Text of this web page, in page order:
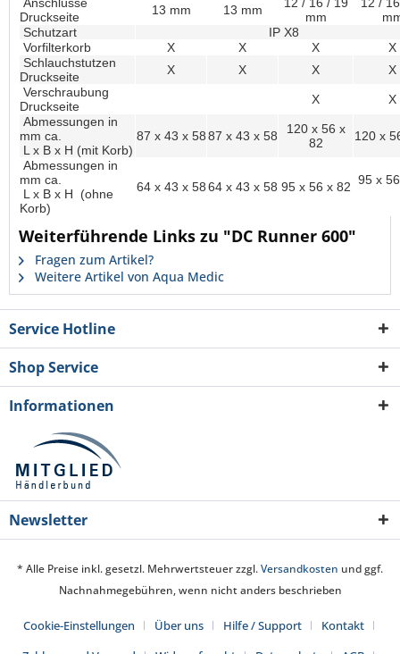
Druckseite
13 mm 13 mm
mm
Schutzart
IP X8
Vorfilterkorb
X X X
X
Schlauchstutzen
Druckseite
X X X
X
Verschraubung
Druckseite
X
X
Abmessungen in
mm ca.
L x B x H (mit Korb)
87 x 43 x 5887 x 43 x 58
120 x 56 x
82
120 x
Abmessungen in
mm ca.
L x B x H (ohne
Korb)
64 x 43 x 5864 x 43 x 58 95 x 56 x 82 95 x
Weiterführende Links zu "DC Runner 600"
Fragen zum Artikel?
Weitere Artikel von Aqua Medic
Service Hotline
Shop Service
Informationen
Newsletter
* Alle Preise inkl. gesetzl. Mehrwertsteuer zzgl.Versandkosten und ggf.
Nachnahmegebühren, wenn nicht anders beschrieben
Cookie-Einstellungen Über uns Hilfe / Support
Kontakt